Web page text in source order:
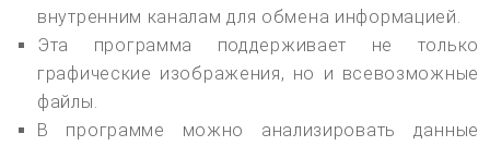
внутренним каналам для обмена информацией.
Эта программа поддерживает не только
графические изображения, но и всевозможные
файлы.
В программе можно анализировать данные